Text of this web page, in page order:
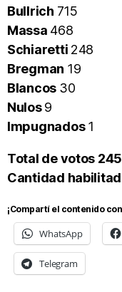
Bullrich 715
Massa 468
Schiaretti 248
Bregman 19
Blancos 30
Nulos9
Impugnados1
Total de votos
Cantidad
¡Compartí el contenido
WhatsApp
Telegram